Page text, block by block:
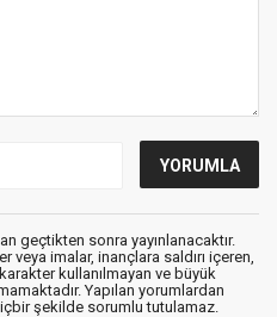
geçtikten sonra yayınlanacaktır.
imalar, inançlara saldırı içeren,
kullanılmayan ve büyük
Yapılan yorumlardan
şekilde sorumlu tutulamaz.